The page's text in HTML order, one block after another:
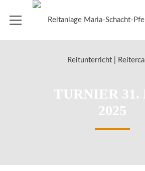
TURNIER
2025